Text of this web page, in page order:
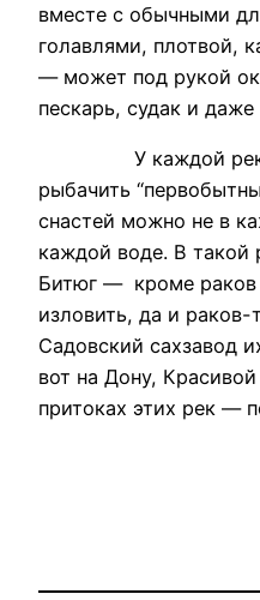
вместе с обычными
голавлями, плотвой,
— может под рукой
пескарь, судак и
У каждой реки
рыбачить
снастей можно не в
каждой воде. В такой
Битюг — кроме раков
изловить, да и
Садовский сахзавод
вот на Дону,
притоках этих рек —